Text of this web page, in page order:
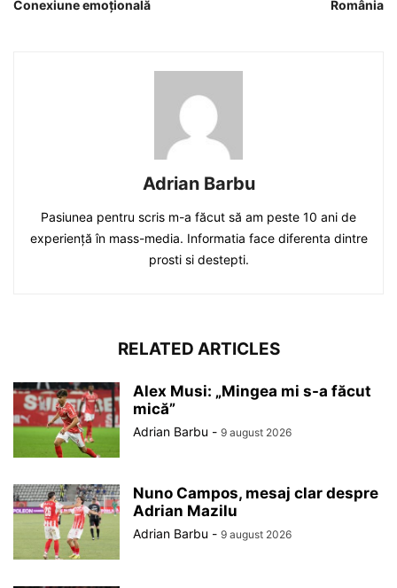
Conexiune emoțională
România
Adrian Barbu
Pasiunea pentru scris m-a făcut să am peste 10 ani de
experiență în mass-media. Informatia face diferenta dintre
prosti si destepti.
RELATED ARTICLES
Alex Musi: „Mingea mi s-a făcut
mică”
Adrian Barbu - 9 august 2026
Nuno Campos, mesaj clar despre
Adrian Mazilu
Adrian Barbu - 9 august 2026